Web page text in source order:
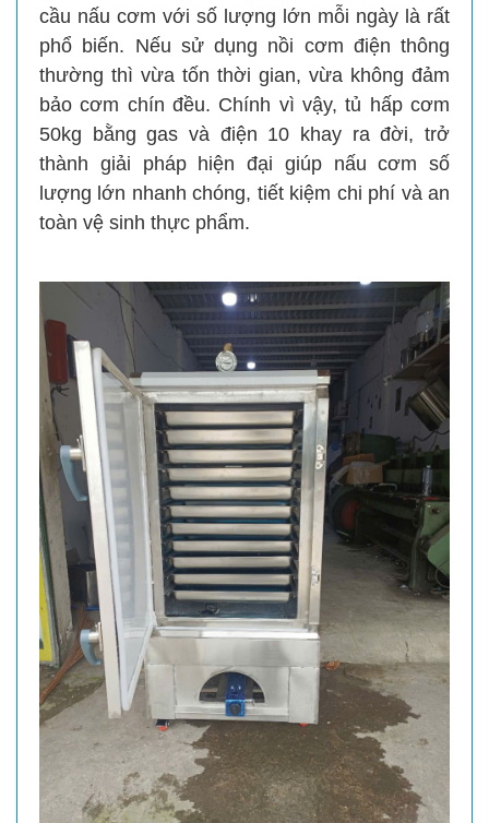
cầu nấu cơm với số lượng lớn mỗi ngày là rất
phổ biến. Nếu sử dụng nồi cơm điện thông
thường thì vừa tốn thời gian, vừa không đảm
bảo cơm chín đều. Chính vì vậy, tủ hấp cơm
50kg bằng gas và điện 10 khay ra đời, trở
thành giải pháp hiện đại giúp nấu cơm số
lượng lớn nhanh chóng, tiết kiệm chi phí và an
toàn vệ sinh thực phẩm.